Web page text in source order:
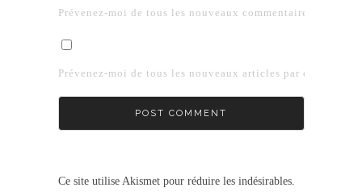
Prévenez-moi de tous les nouveaux commentaires par e-
Prévenez-moi de tous les nouveaux articles par e-mail.
Ce site utilise Akismet pour réduire les indésirables.